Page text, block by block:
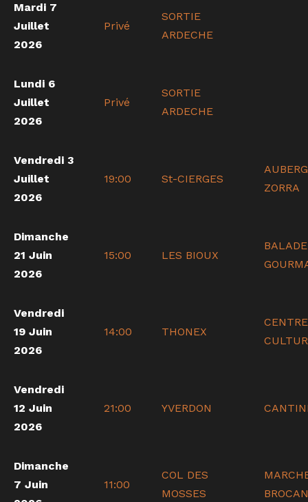
Mardi 7
Juillet
2026
Privé
SORTIE
ARDECHE
Lundi 6
Juillet
2026
Privé
SORTIE
ARDECHE
Vendredi 3
Juillet
2026
19:00 St-CIERGES
ZORRA
Dimanche
21 Juin
2026
15:00 LES BIOUX
BALADE
Vendredi
19 Juin
2026
14:00 THONEX
CENTRE
Vendredi
12 Juin
2026
21:00 YVERDON
Dimanche
7 Juin
11:00
COL DES
MOSSES